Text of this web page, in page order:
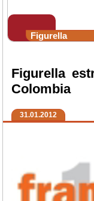
Figurella
Figurella
Colombia
31.01.2012